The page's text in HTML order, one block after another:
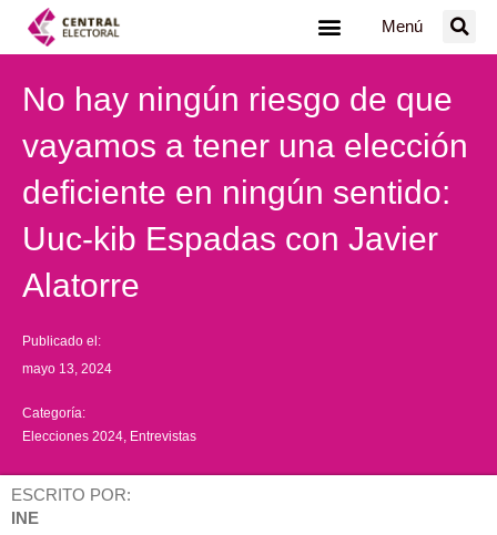
Menú
No hay ningún riesgo de que
vayamos a tener una elección
deficiente en ningún sentido:
Uuc-kib Espadas con Javier
Alatorre
Publicado el:
mayo 13, 2024
Categoría:
Elecciones 2024 Entrevistas
ESCRITO POR:
INE